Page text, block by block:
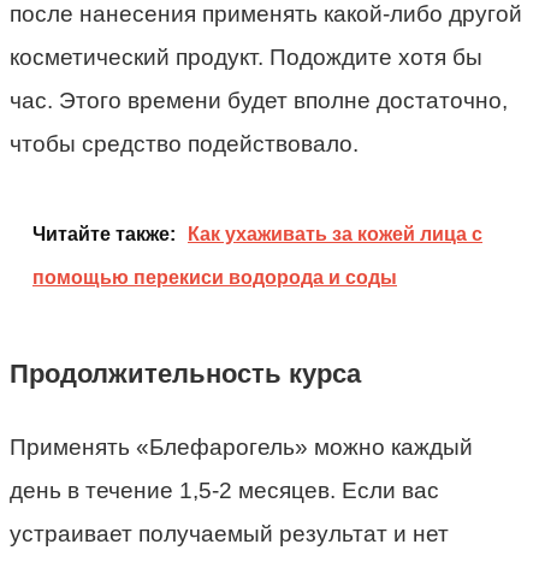
после нанесения применять какой-либо другой
косметический продукт. Подождите хотя бы
час. Этого времени будет вполне достаточно,
чтобы средство подействовало.
Читайте также: Как ухаживать за кожей лица с
помощью перекиси водорода и соды
Продолжительность курса
Применять «Блефарогель» можно каждый
день в течение 1,5-2 месяцев. Если вас
устраивает получаемый результат и нет